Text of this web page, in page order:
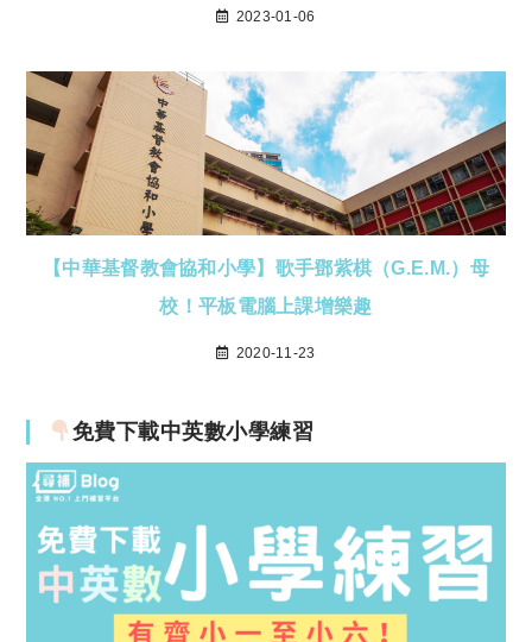
2023-01-06
【中華基督教會協和小學】歌手鄧紫棋（G.E.M.）母
校！平板電腦上課增樂趣
2020-11-23
免費下載中英數小學練習